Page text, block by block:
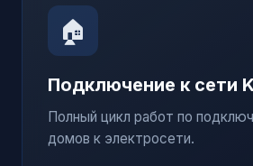
🏠
Подключение к сети
Полный цикл работ по
домов к электросети.